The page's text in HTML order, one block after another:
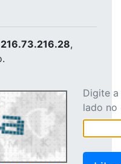
216.73.216.28,
Digite
lado no